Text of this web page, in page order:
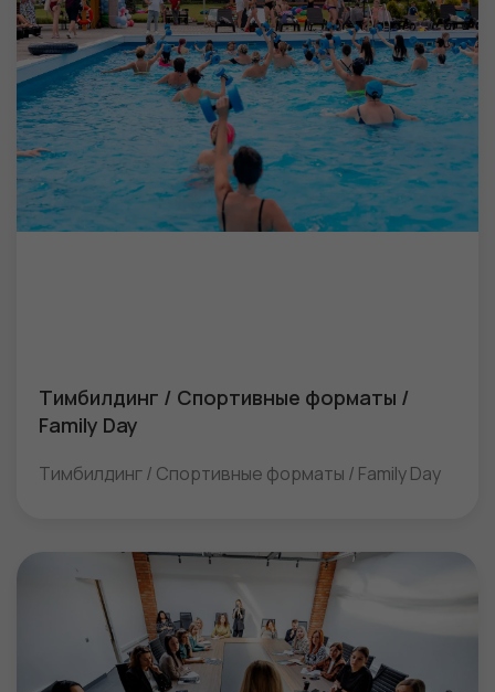
Тимбилдинг / Спортивные форматы /
Family Day
Тимбилдинг / Спортивные форматы / Family Day